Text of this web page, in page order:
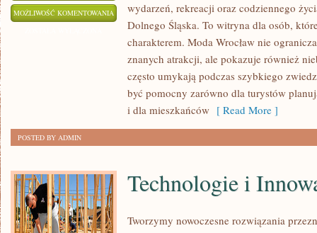
MOŻLIWOŚĆ KOMENTOWANIA JELENIA
GÓRA
wydarzeń, rekreacji oraz codziennego
Dolnego Śląska. To witryna dla osób,
charakterem. Moda Wrocław nie
znanych atrakcji, ale pokazuje również
często umykają podczas szybkiego
być pomocny zarówno dla turystów
i dla mieszkańców [ Read More ]
POSTED BY ADMIN
Technologie i
Tworzymy nowoczesne rozwiązania